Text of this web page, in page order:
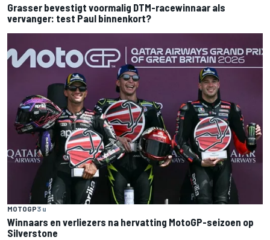
Grasser bevestigt voormalig DTM-racewinnaar als
vervanger: test Paul binnenkort?
MOTOGP3 u
Winnaars en verliezers na hervatting MotoGP-seizoen op
Silverstone